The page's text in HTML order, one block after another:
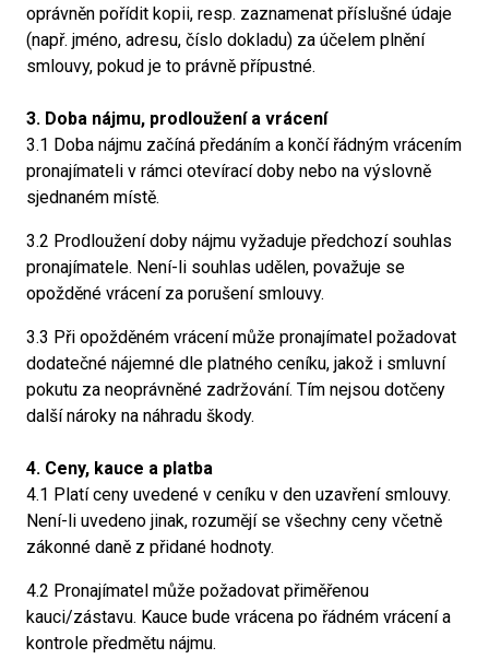
oprávněn pořídit kopii, resp. zaznamenat příslušné údaje
(např. jméno, adresu, číslo dokladu) za účelem plnění
smlouvy, pokud je to právně přípustné.
3. Doba nájmu, prodloužení a vrácení
3.1 Doba nájmu začíná předáním a končí řádným vrácením
pronajímateli v rámci otevírací doby nebo na výslovně
sjednaném místě.
3.2 Prodloužení doby nájmu vyžaduje předchozí souhlas
pronajímatele. Není-li souhlas udělen, považuje se
opožděné vrácení za porušení smlouvy.
3.3 Při opožděném vrácení může pronajímatel požadovat
dodatečné nájemné dle platného ceníku, jakož i smluvní
pokutu za neoprávněné zadržování. Tím nejsou dotčeny
další nároky na náhradu škody.
4. Ceny, kauce a platba
4.1 Platí ceny uvedené v ceníku v den uzavření smlouvy.
Není-li uvedeno jinak, rozumějí se všechny ceny včetně
zákonné daně z přidané hodnoty.
4.2 Pronajímatel může požadovat přiměřenou
kauci/zástavu. Kauce bude vrácena po řádném vrácení a
kontrole předmětu nájmu.